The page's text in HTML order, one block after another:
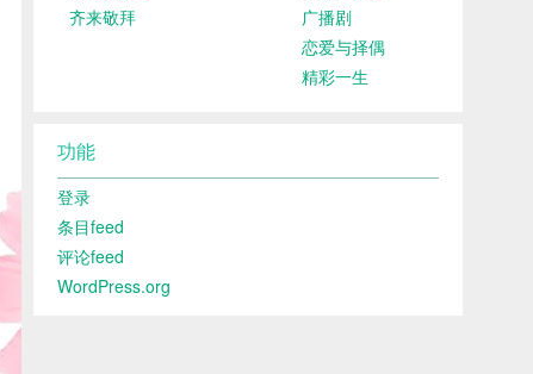
齐来敬拜
广播剧
恋爱与择偶
精彩一生
功能
登录
条目feed
评论feed
WordPress.org